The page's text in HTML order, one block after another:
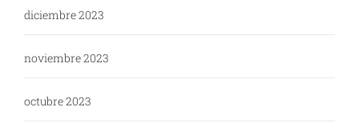
diciembre 2023
noviembre 2023
octubre 2023